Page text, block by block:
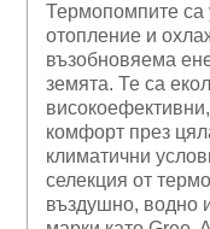
Термопомпите са
отопление и
възобновяема
земята. Те са
комфорт през
климатични
селекция от
въздушно, водно